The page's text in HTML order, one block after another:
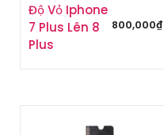
Độ Vỏ Iphone
7 Plus Lên 8
Plus
800,000₫